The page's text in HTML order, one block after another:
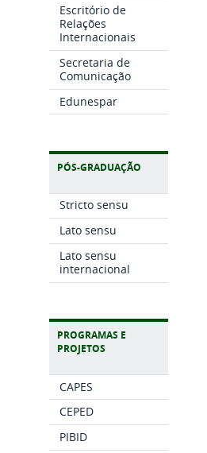
Escritório de
Relações
Internacionais
Secretaria de
Comunicação
Edunespar
PÓS-GRADUAÇÃO
Stricto sensu
Lato sensu
Lato sensu
internacional
PROGRAMAS E
PROJETOS
CAPES
CEPED
PIBID